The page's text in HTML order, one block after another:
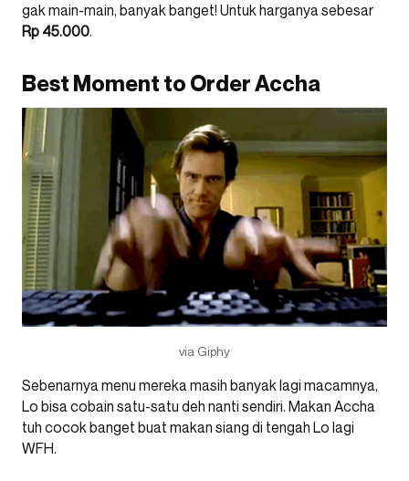
gak main-main, banyak banget! Untuk harganya sebesar
Rp 45.000.
Best Moment to Order Accha
via Giphy
Sebenarnya menu mereka masih banyak lagi macamnya,
Lo bisa cobain satu-satu deh nanti sendiri. Makan Accha
tuh cocok banget buat makan siang di tengah Lo lagi
WFH.